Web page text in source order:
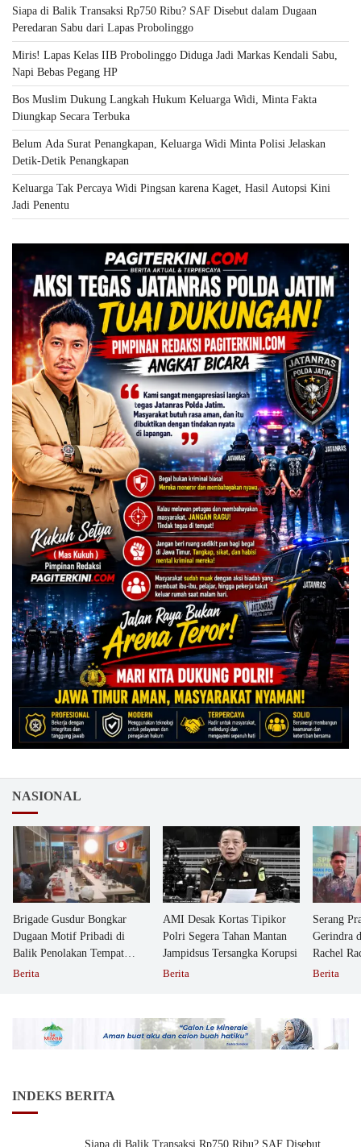
Siapa di Balik Transaksi Rp750 Ribu? SAF Disebut dalam Dugaan
Peredaran Sabu dari Lapas Probolinggo
Miris! Lapas Kelas IIB Probolinggo Diduga Jadi Markas Kendali Sabu,
Napi Bebas Pegang HP
Bos Muslim Dukung Langkah Hukum Keluarga Widi, Minta Fakta
Diungkap Secara Terbuka
Belum Ada Surat Penangkapan, Keluarga Widi Minta Polisi Jelaskan
Detik-Detik Penangkapan
Keluarga Tak Percaya Widi Pingsan karena Kaget, Hasil Autopsi Kini
Jadi Penentu
NASIONAL
Brigade Gusdur Bongkar
Dugaan Motif Pribadi di
Balik Penolakan Tempat
Ibadah GKJW Bangil
Berita
AMI Desak Kortas Tipikor
Polri Segera Tahan Mantan
Jampidsus Tersangka Korupsi
Berita
Serang
Gerindra
Rachel
Berita
INDEKS BERITA
Siapa di Balik Transaksi Rp750 Ribu? SAF Disebut